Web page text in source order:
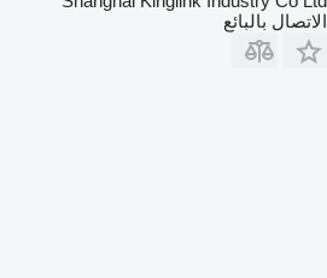
الاتصال بالبائع